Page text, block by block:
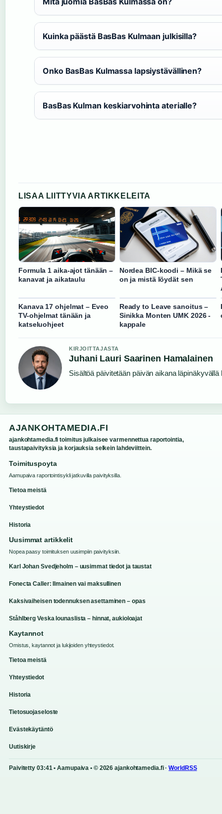
Kuinka päästä BasBas Kulmaan julkisilla?
Onko BasBas Kulmassa lapsiystävällinen?
BasBas Kulman keskiarvohinta aterialle?
LISAA LIITTYVIA ARTIKKELEITA
Formula 1 aika-ajot tänään –
kanavat ja aikataulu
Nordea BIC-koodi – Mikä se
on ja mistä löydät sen
Kanava 17 ohjelmat – Eveo
TV-ohjelmat tänään ja
katseluohjeet
Ready to Leave sanoitus –
Sinikka Monten UMK 2026 -
kappale
KIRJOITTAJASTA
Juhani Lauri Saarinen Hamalainen
Sisältöä päivitetään päivän aikana läpinäkyvällä
AJANKOHTAMEDIA.FI
ajankohtamedia.fi toimitus julkaisee varmennettua raportointia,
taustapaivityksia ja korjauksia selkein lahdeviittein.
Toimituspoyta
Aamupaiva raportointisykli jatkuvilla paivityksilla.
Tietoa meistä
Yhteystiedot
Historia
Uusimmat artikkelit
Nopea paasy toimituksen uusimpiin paivityksiin.
Karl Johan Svedjeholm – uusimmat tiedot ja taustat
Fonecta Caller: Ilmainen vai maksullinen
Kaksivaiheisen todennuksen asettaminen – opas
Ståhlberg Veska lounaslista – hinnat, aukioloajat
Kaytannot
Omistus, kaytannot ja lukijoiden yhteystiedot.
Tietoa meistä
Yhteystiedot
Historia
Tietosuojaseloste
Evästekäytäntö
Uutiskirje
Paivitetty 03:41 • Aamupaiva • © 2026 ajankohtamedia.fi ·WorldRSS